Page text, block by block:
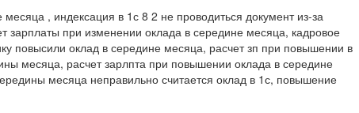
, индексация в 1с 8 2 не проводиться документ из-за
зарплаты при изменении оклада в середине месяца, кадровое
повысили оклад в середине месяца, расчет зп при повышении в
месяца, расчет зарлпта при повышении оклада в середине
месяца неправильно считается оклад в 1с, повышение